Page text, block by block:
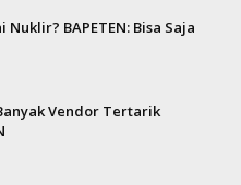
BAPETEN: Bisa Saja
Vendor Tertarik